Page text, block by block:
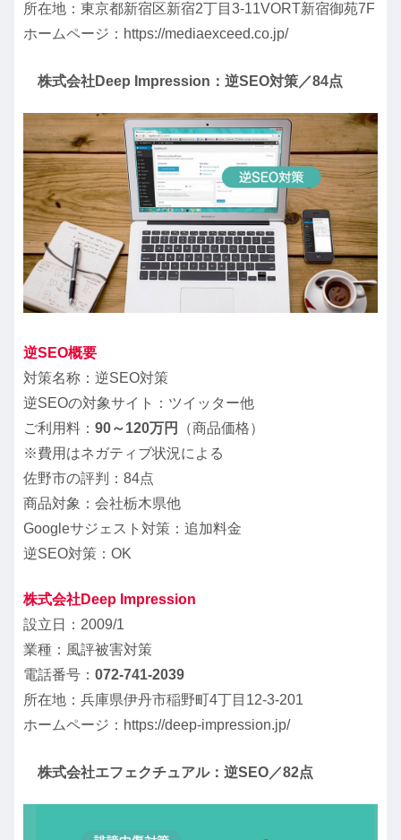
所在地：東京都新宿区新宿2丁目3-11VORT新宿御苑7F
ホームページ：https://mediaexceed.co.jp/
株式会社Deep Impression：逆SEO対策／84点
逆SEO概要
対策名称：逆SEO対策
逆SEOの対象サイト：ツイッター他
ご利用料： 90～120万円
（商品価格）
※費用はネガティブ状況による
佐野市の評判：84点
商品対象：会社栃木県他
Googleサジェスト対策：追加料金
逆SEO対策：OK
株式会社Deep Impression
設立日：2009/1
業種：風評被害対策
電話番号： 072-741-2039
所在地：兵庫県伊丹市稲野町4丁目12-3-201
ホームページ：https://deep-impression.jp/
株式会社エフェクチュアル：逆SEO／82点